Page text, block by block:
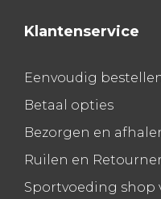
Klantenservice
Eenvoudig
Betaal opties
Bezorgen en
Ruilen en
Sportvoeding shop